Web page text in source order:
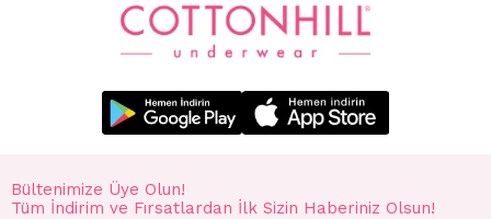
Bültenimize Üye Olun!
Tüm İndirim ve Fırsatlardan İlk Sizin Haberiniz Olsun!